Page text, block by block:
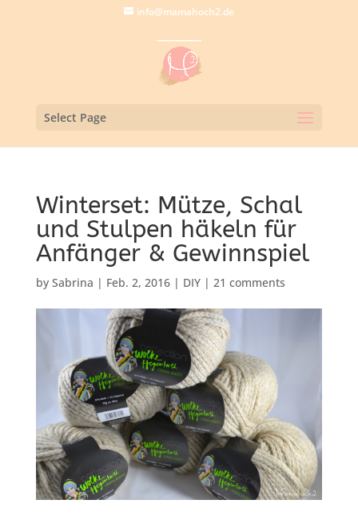
info@mamahoch2.de
Select Page
Winterset: Mütze, Schal
und Stulpen häkeln für
Anfänger & Gewinnspiel
by Sabrina | Feb. 2, 2016| DIY| 21 comments